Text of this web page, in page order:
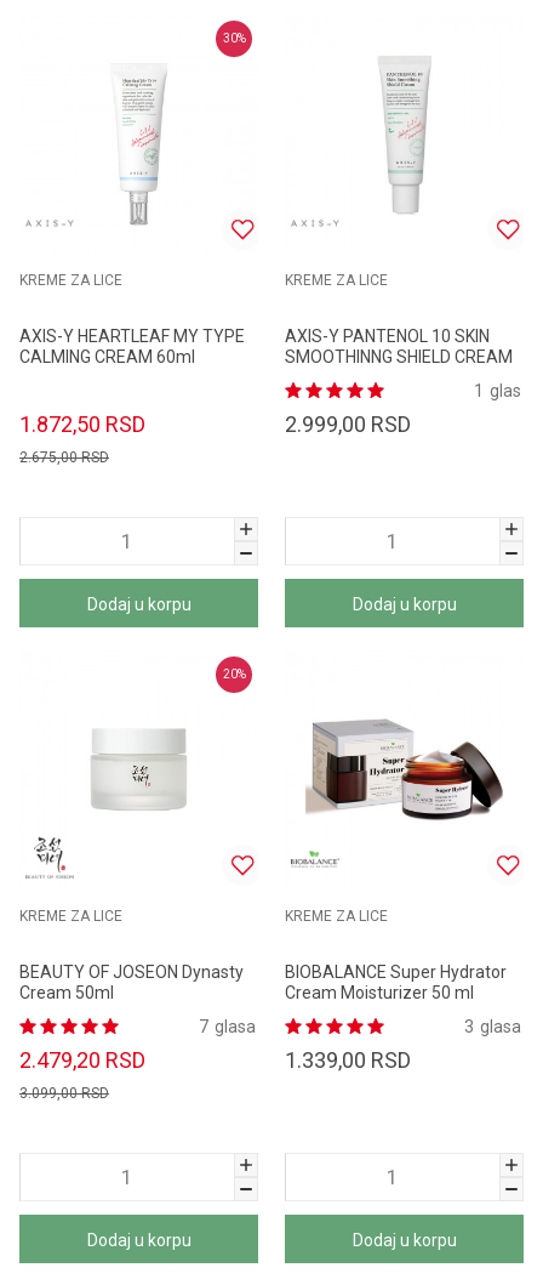
30%
KREME ZA LICE
AXIS-Y HEARTLEAF MY TYPE
CALMING CREAM 60ml
1.872,50 RSD
2.675,00RSD
Dodaj u korpu
KREME ZA LICE
AXIS-Y PANTENOL 10 SKIN
SMOOTHINNG SHIELD CREAM
glas
1
2.999,00 RSD
Dodaj u korpu
20%
KREME ZA LICE
BEAUTY OF JOSEON Dynasty
Cream 50ml
glasa
7
2.479,20 RSD
3.099,00RSD
Dodaj u korpu
KREME ZA LICE
BIOBALANCE Super Hydrator
Cream Moisturizer 50 ml
glasa
3
1.339,00 RSD
Dodaj u korpu